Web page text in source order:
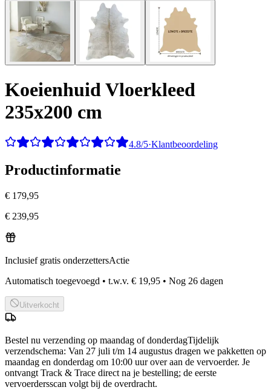
Koeienhuid Vloerkleed
235x200 cm
4.8/5·Klantbeoordeling
Productinformatie
€ 179,95
€ 239,95
Inclusief gratis onderzettersActie
Automatisch toegevoegd • t.w.v. € 19,95 • Nog 26 dagen
Uitverkocht
Bestel nu verzending op maandag of donderdagTijdelijk
verzendschema: Van 27 juli t/m 14 augustus dragen we pakketten op
maandag en donderdag om 10:00 uur over aan de vervoerder. Je
ontvangt Track & Trace direct na je bestelling; de eerste
vervoerdersscan volgt bij de overdracht.